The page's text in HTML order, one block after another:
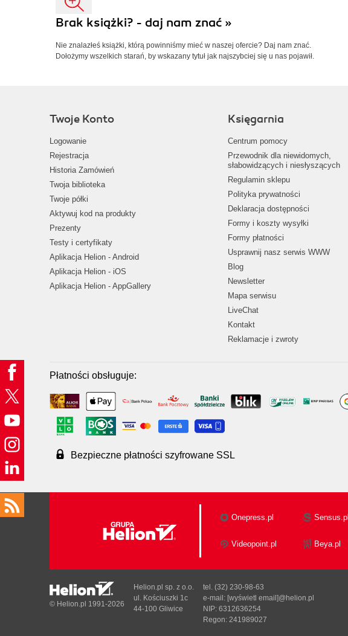
Brak książki? - daj nam znać »
Nie znalazłeś książki, którą powinniśmy mieć w naszej ofercie? Daj nam znać.
Dołożymy wszelkich starań, by wskazany tytuł jak najszybciej się u nas pojawił.
Twoje Konto
Logowanie
Rejestracja
Historia Zamówień
Twoja biblioteka
Twoje półki
Aktywuj kod na produkty
Prezenty
Testy i certyfikaty
Aplikacja Helion - Android
Aplikacja Helion - iOS
Aplikacja Helion - AppGallery
Księgarnia
Centrum pomocy
Przewodnik dla niewidomych,
słabowidzących i niesłyszących
Regulamin sklepu
Polityka prywatności
Deklaracja dostępności
Formy i koszty wysyłki
Formy płatności
Usprawnij nasz serwis WWW
Blog
Newsletter
Mapa serwisu
LiveChat
Kontakt
Reklamacje i zwroty
Płatności obsługuje:
Bezpieczne płatności szyfrowane SSL
Onepress.pl Sensus.pl
Videopoint.pl Beya.pl
© Helion.pl 1991-2026
Helion.pl sp. z o.o.
ul. Kościuszki 1c
44-100 Gliwice
tel. (32) 230-98-63
e-mail: [wyświetl email]@helion.pl
NIP: 6312636254
Regon: 241989027